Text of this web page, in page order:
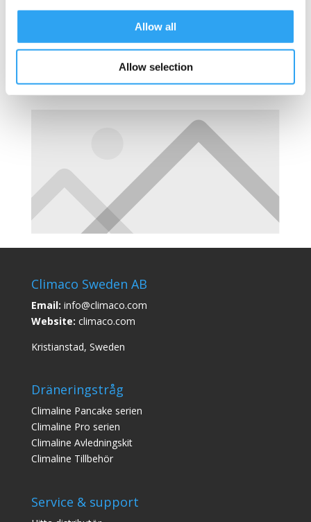
Allow all
Allow selection
Climaco Sweden AB
Email: info@climaco.com
Website: climaco.com
Kristianstad, Sweden
Dräneringstråg
Climaline Pancake serien
Climaline Pro serien
Climaline Avledningskit
Climaline Tillbehör
Service & support